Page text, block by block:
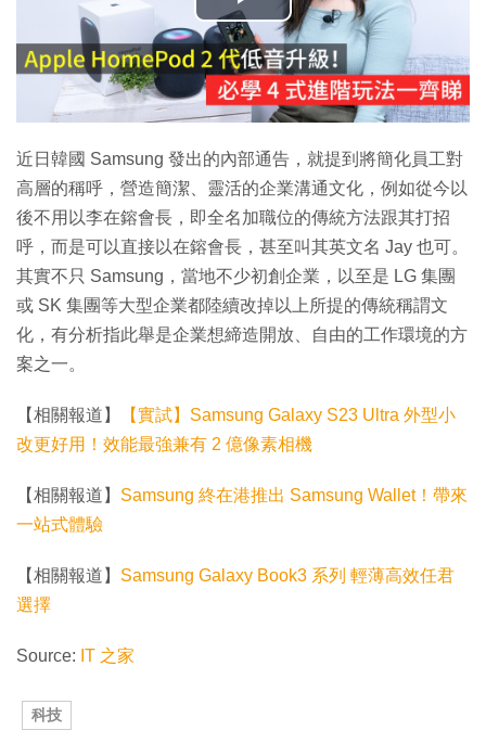
播
放
影
片
近日韓國 Samsung 發出的內部通告，就提到將簡化員工對
高層的稱呼，營造簡潔、靈活的企業溝通文化，例如從今以
後不用以李在鎔會長，即全名加職位的傳統方法跟其打招
呼，而是可以直接以在鎔會長，甚至叫其英文名 Jay 也可。
其實不只 Samsung，當地不少初創企業，以至是 LG 集團
或 SK 集團等大型企業都陸續改掉以上所提的傳統稱謂文
化，有分析指此舉是企業想締造開放、自由的工作環境的方
案之一。
【相關報道】
【實試】Samsung Galaxy S23 Ultra 外型小
改更好用！效能最強兼有 2 億像素相機
【相關報道】 Samsung 終在港推出 Samsung Wallet！帶來
一站式體驗
【相關報道】 Samsung Galaxy Book3 系列 輕薄高效任君
選擇
Source: IT 之家
科技